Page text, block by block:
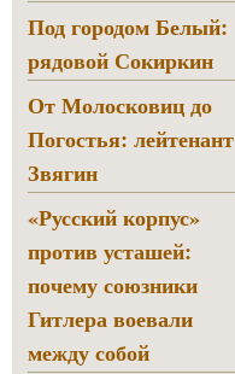
Под городом Белый:
рядовой Сокиркин
От Молосковиц до
Погостья: лейтенант
Звягин
«Русский корпус»
против усташей:
почему союзники
Гитлера воевали
между собой